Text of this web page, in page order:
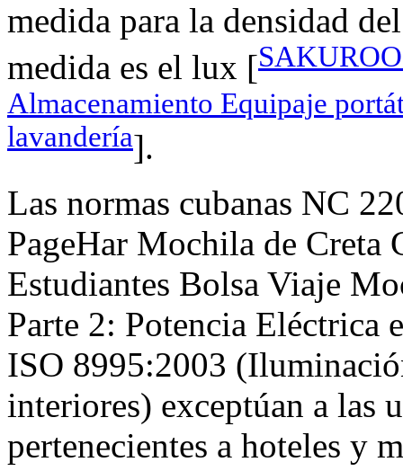
medida para la densidad
medida es el lux [
Almacenamiento Equipaje
lavandería].
Las normas cubanas NC
PageHar Mochila de Creta
Estudiantes Bolsa Viaje
Parte 2: Potencia
ISO 8995:2003
interiores) exceptúan a las
pertenecientes a hoteles y